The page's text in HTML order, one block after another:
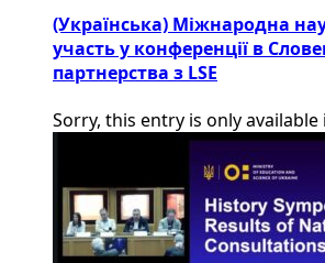
(Українська) Міжнародна
участь у конференції в
партнерства з LSE
Sorry, this entry is only available